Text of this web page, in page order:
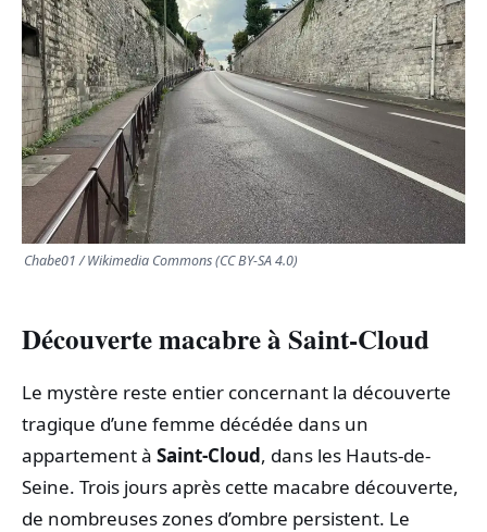
TRANSPORTS
ÉCONOMIE
POLITIQUE
SPORT
CULTURE
Chabe01 / Wikimedia Commons (CC BY-SA 4.0)
Découverte macabre à Saint-Cloud
Le mystère reste entier concernant la découverte
tragique d’une femme décédée dans un
appartement à Saint-Cloud, dans les Hauts-de-
Seine. Trois jours après cette macabre découverte,
de nombreuses zones d’ombre persistent. Le